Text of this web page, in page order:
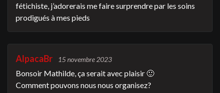
fétichiste, j’adorerais me faire surprendre par les soins
prodigués à mes pieds
AlpacaBr 15 novembre 2023
Bonsoir Mathilde, ça serait avec plaisir 🙂
Comment pouvons nous nous organisez?